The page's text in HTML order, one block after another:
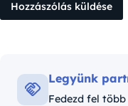
Legyünk
Fedezd fel